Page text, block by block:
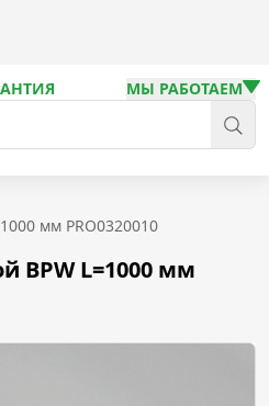
МЫ РАБОТАЕМ
мм PRO0320010
BPW L=1000 мм